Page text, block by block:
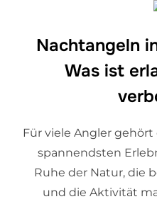
Nachtangeln
Was ist
Für viele Angler
spannendsten
Ruhe der Natur, die
und die Aktivität